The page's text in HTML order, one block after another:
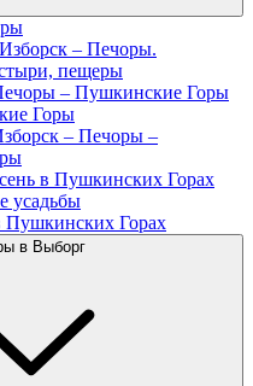
– Печоры.
пещеры
– Пушкинские Горы
Горы
– Печоры –
в Пушкинских Горах
усадьбы
Пушкинских Горах
в Выборг